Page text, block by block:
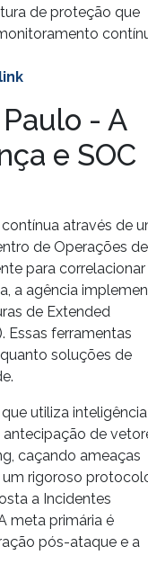
de proteção que
link
- A
e SOC
através de
de Operações de
para correlacionar
a agência
de Extended
Essas ferramentas
soluções de
que utiliza inteligência
de
, caçando ameaças
um rigoroso
a Incidentes
meta primária é
pós-ataque e a